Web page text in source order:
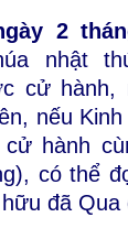
2
nhật
cử hành,
nếu
hành
có thể
đã Qua